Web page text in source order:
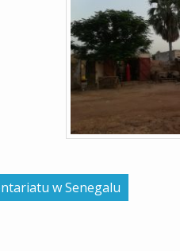
w Senegalu